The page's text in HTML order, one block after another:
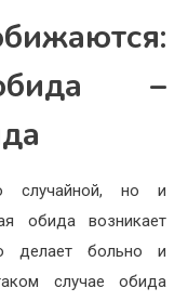
–
случайной, но и
обида возникает
делает больно и
случае обида